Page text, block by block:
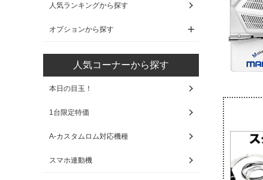
人気ランキングから探す
オプションから探す
人気コーナーから探す
本日の目玉！
1台限定特価
A-カスタムロム対応機種
スマホ連動機